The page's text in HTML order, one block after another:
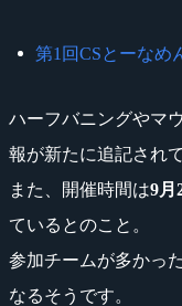
第1回CSとーなめ
ハーフバニングやマ
報が新たに追記され
また、開催時間は9月
ているとのこと。
参加チームが多かっ
なるそうです。